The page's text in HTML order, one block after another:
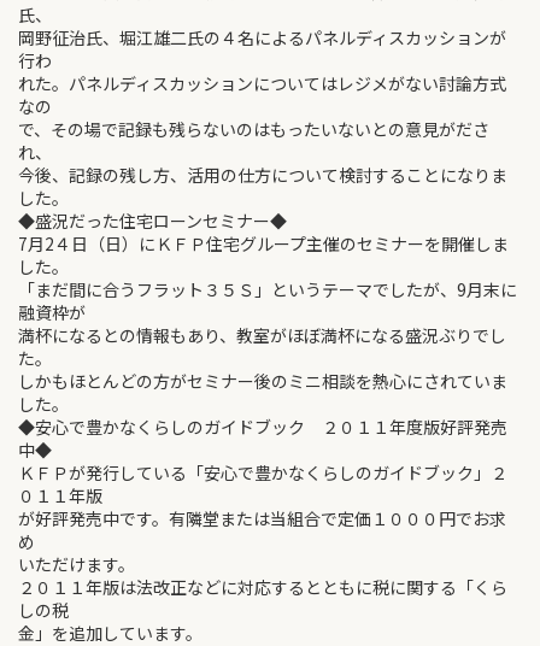
氏、
岡野征治氏、堀江雄二氏の４名によるパネルディスカッションが
行わ
れた。パネルディスカッションについてはレジメがない討論方式
なの
で、その場で記録も残らないのはもったいないとの意見がださ
れ、
今後、記録の残し方、活用の仕方について検討することになりま
した。
◆盛況だった住宅ローンセミナー◆
7月2４日（日）にＫＦＰ住宅グループ主催のセミナーを開催しま
した。
「まだ間に合うフラット３５Ｓ」というテーマでしたが、9月末に
融資枠が
満杯になるとの情報もあり、教室がほぼ満杯になる盛況ぶりでし
た。
しかもほとんどの方がセミナー後のミニ相談を熱心にされていま
した。
◆安心で豊かなくらしのガイドブック ２０１１年度版好評発売
中◆
ＫＦＰが発行している「安心で豊かなくらしのガイドブック」２
０１１年版
が好評発売中です。有隣堂または当組合で定価１０００円でお求
め
いただけます。
２０１１年版は法改正などに対応するとともに税に関する「くら
しの税
金」を追加しています。